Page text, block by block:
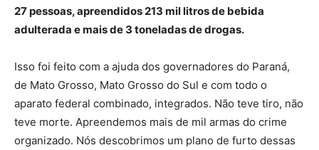
27 pessoas, apreendidos 213 mil litros de bebida
adulterada e mais de 3 toneladas de drogas.
Isso foi feito com a ajuda dos governadores do Paraná,
de Mato Grosso, Mato Grosso do Sul e com todo o
aparato federal combinado, integrados. Não teve tiro, não
teve morte. Apreendemos mais de mil armas do crime
organizado. Nós descobrimos um plano de furto dessas